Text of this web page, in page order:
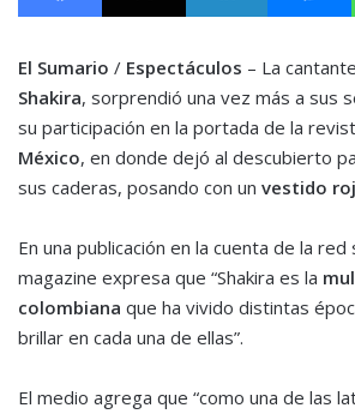
El Sumario / Espectáculos – La
Shakira, sorprendió una vez más a sus
su participación en la portada de la
México, en donde dejó al descubierto
sus caderas, posando con un vestido
En una publicación en la cuenta de la red
magazine expresa que “Shakira es la
colombiana que ha vivido distintas
brillar en cada una de ellas”.
El medio agrega que “como una de las